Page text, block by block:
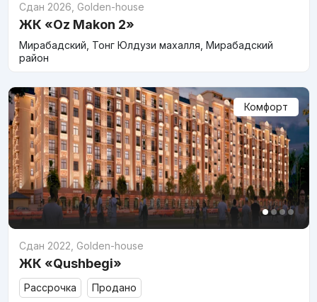
Сдан 2026 Golden-house
ЖК «Oz Makon 2»
Мирабадский, Тонг Юлдузи махалля, Мирабадский
район
Комфорт
Сдан 2022 Golden-house
ЖК «Qushbegi»
Рассрочка Продано